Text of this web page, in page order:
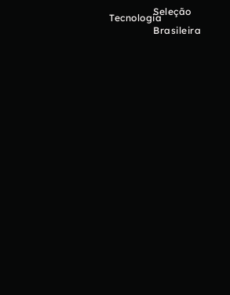
Tecnologia
Seleção
Brasileira